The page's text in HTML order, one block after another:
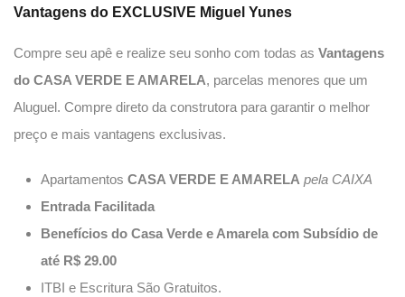
Vantagens do EXCLUSIVE Miguel Yunes
Compre seu apê e realize seu sonho com todas as Vantagens
do CASA VERDE E AMARELA, parcelas menores que um
Aluguel. Compre direto da construtora para garantir o melhor
preço e mais vantagens exclusivas.
Apartamentos CASA VERDE E AMARELA pela CAIXA
Entrada Facilitada
Benefícios do Casa Verde e Amarela com Subsídio de
até R$ 29.00
ITBI e Escritura São Gratuitos.